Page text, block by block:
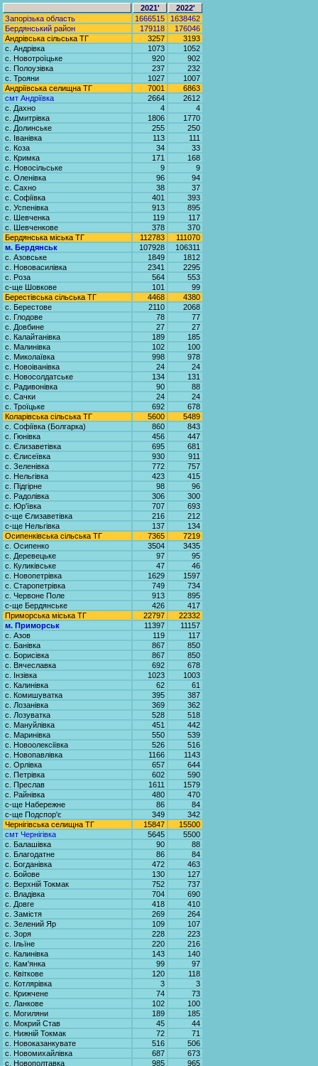
2021'
2022'
Запорізька область
1666515
1638462
Бердянський район
179118
176046
Андрівська сільська ТГ
3257
3193
с. Андрівка
1073
1052
с. Новотроїцьке
920
902
с. Полоузівка
237
232
с. Трояни
1027
1007
Андріївська селищна ТГ
7001
6863
смт Андріївка
2664
2612
с. Дахно
4
4
с. Дмитрівка
1806
1770
с. Долинське
255
250
с. Іванівка
113
111
с. Коза
34
33
с. Кримка
171
168
с. Новосільське
9
9
с. Оленівка
96
94
с. Сахно
38
37
с. Софіївка
401
393
с. Успенівка
913
895
с. Шевченка
119
117
с. Шевченкове
378
370
Бердянська міська ТГ
112783
111070
м. Бердянськ
107928
106311
с. Азовське
1849
1812
с. Нововасилівка
2341
2295
с. Роза
564
553
с-ще Шовкове
101
99
Берестівська сільська ТГ
4468
4380
с. Берестове
2110
2068
с. Глодове
78
77
с. Довбине
27
27
с. Калайтанівка
189
185
с. Малинівка
102
100
с. Миколаївка
998
978
с. Новоіванівка
24
24
с. Новосолдатське
134
131
с. Радивонівка
90
88
с. Сачки
24
24
с. Троїцьке
692
678
Коларівська сільська ТГ
5600
5489
с. Софіївка (Болгарка)
860
843
с. Гюнівка
456
447
с. Єлизаветівка
695
681
с. Єлисеївка
930
911
с. Зеленівка
772
757
с. Нельгівка
423
415
с. Підгірне
98
96
с. Радолівка
306
300
с. Юр'ївка
707
693
с-ще Єлизаветівка
216
212
с-ще Нельгівка
137
134
Осипенківська сільська ТГ
7365
7219
с. Осипенко
3504
3435
с. Деревецьке
97
95
с. Куликівське
47
46
с. Новопетрівка
1629
1597
с. Старопетрівка
749
734
с. Червоне Поле
913
895
с-ще Бердянське
426
417
Приморська міська ТГ
22797
22332
м. Приморськ
11397
11157
с. Азов
119
117
с. Банівка
867
850
с. Борисівка
867
850
с. Вячеславка
692
678
с. Інзівка
1023
1003
с. Калинівка
62
61
с. Комишуватка
395
387
с. Лозанівка
369
362
с. Лозуватка
528
518
с. Мануйлівка
451
442
с. Маринівка
550
539
с. Новоолексіївка
526
516
с. Новопавлівка
1166
1143
с. Орлівка
657
644
с. Петрівка
602
590
с. Преслав
1611
1579
с. Райнівка
480
470
с-ще Набережне
86
84
с-ще Подспор'є
349
342
Чернігівська селищна ТГ
15847
15500
смт Чернігівка
5645
5500
с. Балашівка
90
88
с. Благодатне
86
84
с. Богданівка
472
463
с. Бойове
130
127
с. Верхній Токмак
752
737
с. Владівка
704
690
с. Довге
418
410
с. Замістя
269
264
с. Зелений Яр
109
107
с. Зоря
228
223
с. Ільїне
220
216
с. Калинівка
143
140
с. Кам'янка
99
97
с. Квіткове
120
118
с. Котлярівка
3
3
с. Крижчене
74
73
с. Ланкове
102
100
с. Могиляни
189
185
с. Мокрий Став
45
44
с. Нижній Токмак
72
71
с. Новоказанкувате
516
506
с. Новомихайлівка
687
673
с. Новополтавка
985
965